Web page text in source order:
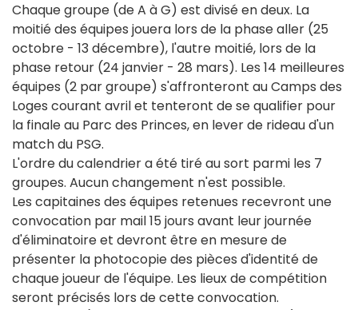
Chaque groupe (de A à G) est divisé en deux. La
moitié des équipes jouera lors de la phase aller (25
octobre - 13 décembre), l'autre moitié, lors de la
phase retour (24 janvier - 28 mars). Les 14 meilleures
équipes (2 par groupe) s'affronteront au Camps des
Loges courant avril et tenteront de se qualifier pour
la finale au Parc des Princes, en lever de rideau d'un
match du PSG.
L'ordre du calendrier a été tiré au sort parmi les 7
groupes. Aucun changement n'est possible.
Les capitaines des équipes retenues recevront une
convocation par mail 15 jours avant leur journée
d'éliminatoire et devront être en mesure de
présenter la photocopie des pièces d'identité de
chaque joueur de l'équipe. Les lieux de compétition
seront précisés lors de cette convocation.